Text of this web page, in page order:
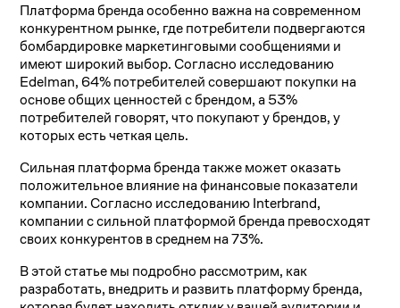
Платформа бренда особенно важна на современном
конкурентном рынке, где потребители подвергаются
бомбардировке маркетинговыми сообщениями и
имеют широкий выбор. Согласно исследованию
Edelman, 64% потребителей совершают покупки на
основе общих ценностей с брендом, а 53%
потребителей говорят, что покупают у брендов, у
которых есть четкая цель.
Сильная платформа бренда также может оказать
положительное влияние на финансовые показатели
компании. Согласно исследованию Interbrand,
компании с сильной платформой бренда превосходят
своих конкурентов в среднем на 73%.
В этой статье мы подробно рассмотрим, как
разработать, внедрить и развить платформу бренда,